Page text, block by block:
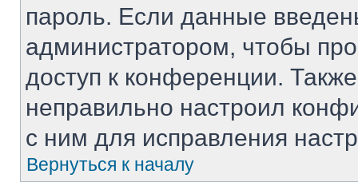
пароль. Если данные
администратором, чтобы
доступ к конференции.
неправильно настроил
с ним для исправления
Вернуться к началу